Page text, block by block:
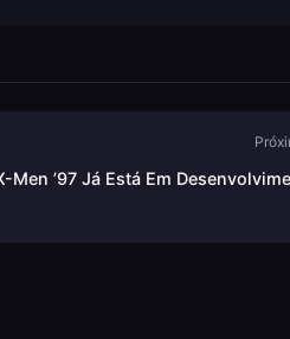
Men ’97 Já Está Em